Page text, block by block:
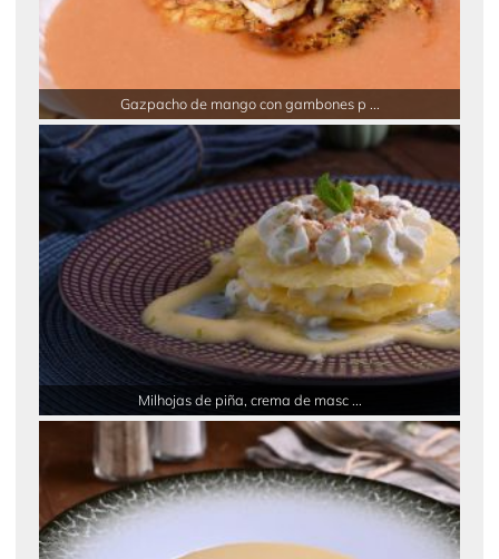
Gazpacho de mango con gambones p ...
Milhojas de piña, crema de masc ...